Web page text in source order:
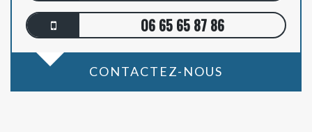
06 65 65 87 86
CONTACTEZ-NOUS